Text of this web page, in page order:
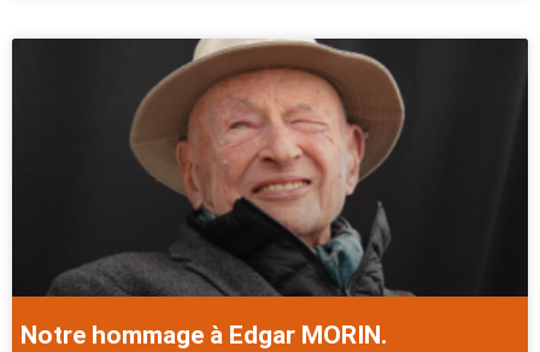
Notre hommage à Edgar MORIN.